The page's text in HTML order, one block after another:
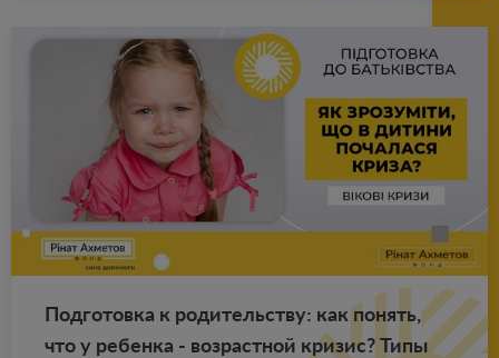
Под­го­тов­ка к ро­ди­тель­ству: как по­нять,
что у ре­бен­ка - воз­раст­ной кри­зис? Типы